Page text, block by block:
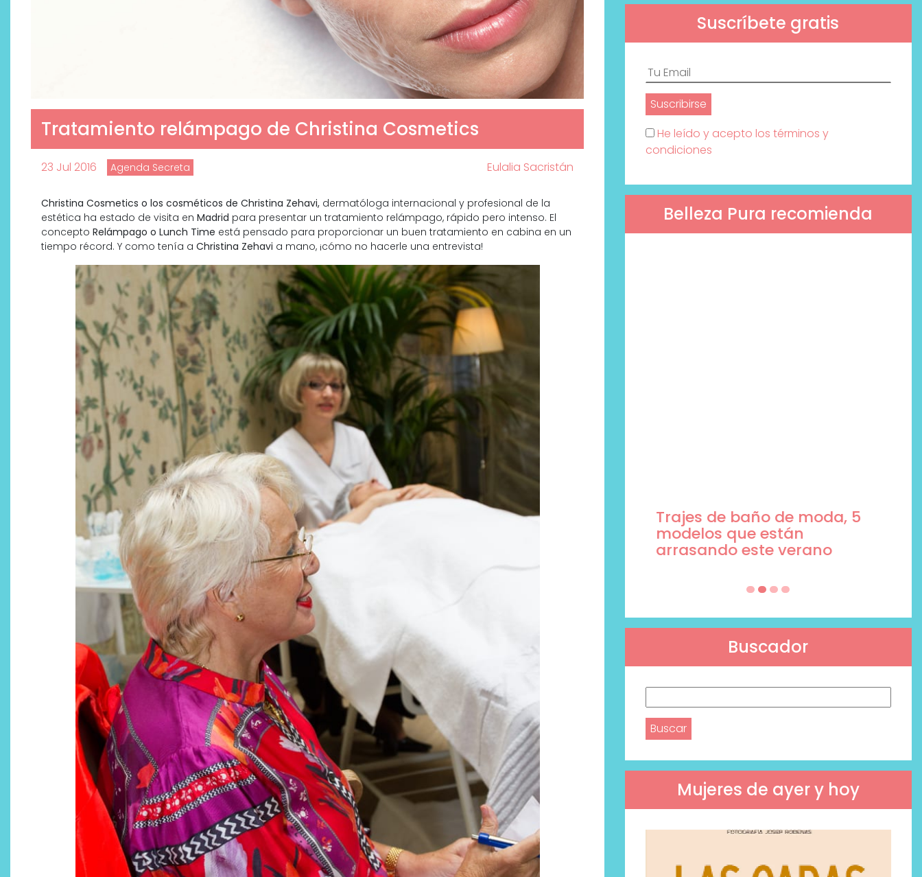
Tratamiento relámpago de Christina Cosmetics
23 Jul 2016 Agenda Secreta Eulalia Sacristán
Christina Cosmetics o los cosméticos de Christina Zehavi, dermatóloga internacional y profesional de la
estética ha estado de visita en Madrid para presentar un tratamiento relámpago, rápido pero intenso. El
concepto Relámpago o Lunch Time está pensado para proporcionar un buen tratamiento en cabina en un
tiempo récord. Y como tenía a Christina Zehavi a mano, ¡cómo no hacerle una entrevista!
Suscríbete gratis
He leído y acepto los términos y
condiciones
Belleza Pura recomienda
Descubre cómo la cosmética
profesional va desde las
cabinas a tu rutina diaria
Por qué los bálsamos de CBD Trajes de baño de moda, 5
modelos que están
arrasando este verano
Buscador
Mujeres de ayer y hoy